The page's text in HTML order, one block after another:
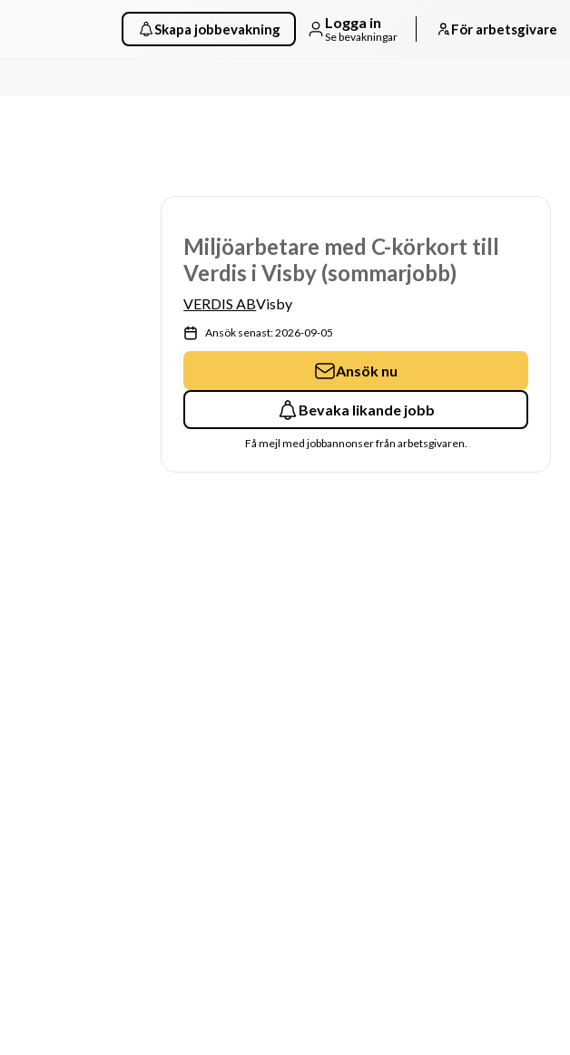
Skapa jobbevakning Logga in
Se bevakningar För arbetsgivare
Miljöarbetare med C-körkort till
Verdis i Visby (sommarjobb)
VERDIS ABVisby
Ansök senast: 2026-09-05
Ansök nu
Bevaka likande jobb
Få mejl med jobbannonser från arbetsgivaren.